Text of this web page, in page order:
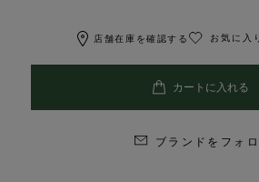
店舗在庫を確認する お気に入
ブランドをフォ